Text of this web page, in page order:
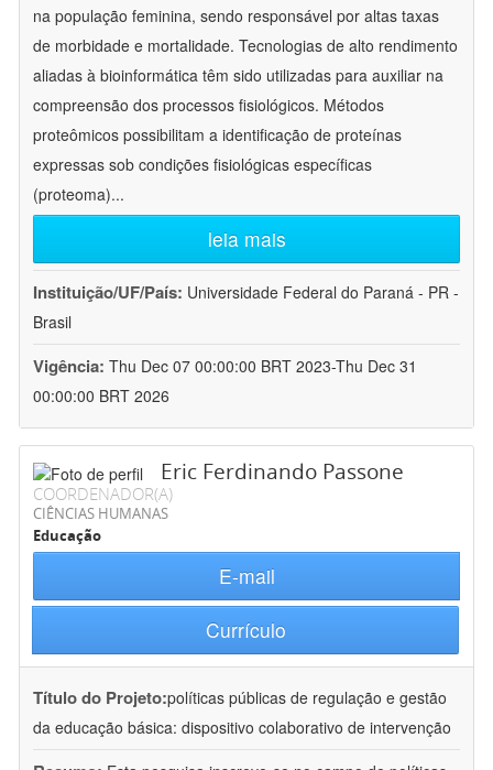
na população feminina, sendo responsável por altas taxas
de morbidade e mortalidade. Tecnologias de alto rendimento
aliadas à bioinformática têm sido utilizadas para auxiliar na
compreensão dos processos fisiológicos. Métodos
proteômicos possibilitam a identificação de proteínas
expressas sob condições fisiológicas específicas
(proteoma)...
leia mais
Instituição/UF/País: Universidade Federal do Paraná - PR -
Brasil
Vigência: Thu Dec 07 00:00:00 BRT 2023-Thu Dec 31
00:00:00 BRT 2026
Eric Ferdinando Passone
COORDENADOR(A)
CIÊNCIAS HUMANAS
Educação
E-mail
Currículo
Título do Projeto:políticas públicas de regulação e gestão
da educação básica: dispositivo colaborativo de intervenção